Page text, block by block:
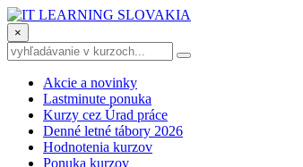
×
Akcie a novinky
Lastminute ponuka
Kurzy cez Úrad práce
Denné letné tábory 2026
Hodnotenia kurzov
Ponuka kurzov